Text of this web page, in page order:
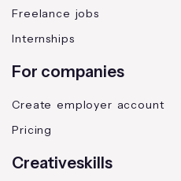
Freelance jobs
Internships
For companies
Create employer account
Pricing
Creativeskills